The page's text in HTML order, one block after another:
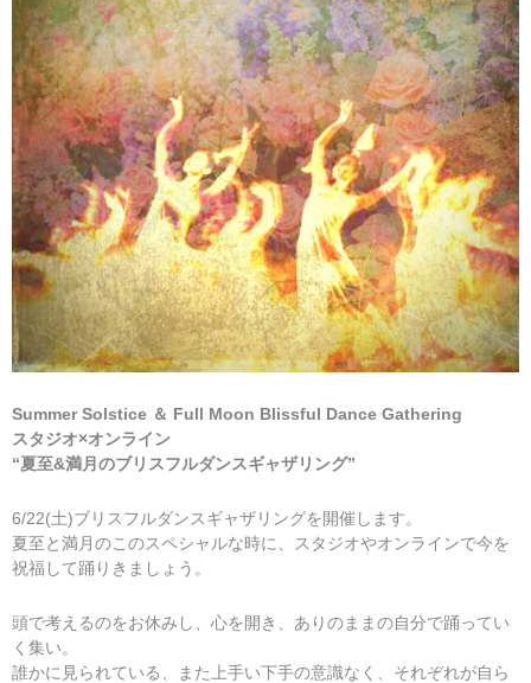
Summer Solstice ＆ Full Moon Blissful Dance Gathering
スタジオ×オンライン
“夏至&満月のブリスフルダンスギャザリング”
6/22(土)ブリスフルダンスギャザリングを開催します。
夏至と満月のこのスペシャルな時に、スタジオやオンラインで今を
祝福して踊りきましょう。
頭で考えるのをお休みし、心を開き、ありのままの自分で踊ってい
く集い。
誰かに見られている、また上手い下手の意識なく、それぞれが自ら